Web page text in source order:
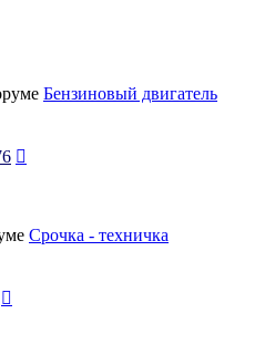
Бензиновый двигатель
Срочка - техничка